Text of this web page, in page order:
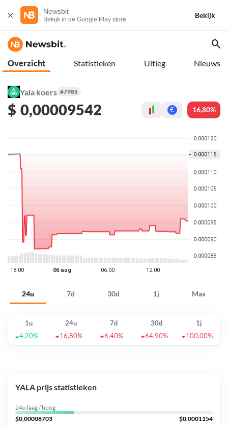
Newsbit
Bekijk in de Google Play store
Bekijk
Overzicht Statistieken Uitleg Nieuws
Yala koers #7985
$ 0,00009542 € 16,80%
24u 7d 30d 1j Max
1u 24u 7d 30d
1j
4,20%
16,80% 6,40% 64,90% 100,00%
YALA prijs statistieken
24u laag / hoog
$0,00008703
$0,0001154